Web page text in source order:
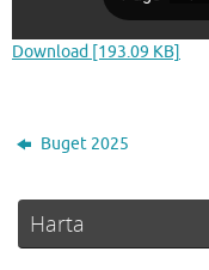
Download [193.09 KB]
Buget 2025
Harta